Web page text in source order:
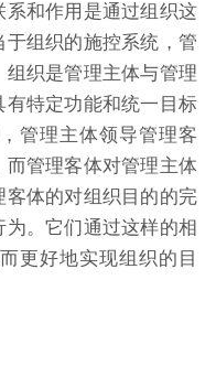
和作用是通过组织这
组织的施控系统，管
织是管理主体与管理
特定功能和统一目标
管理主体领导管理客
管理客体对管理主体
体的对组织目的的完
。它们通过这样的相
更好地实现组织的目